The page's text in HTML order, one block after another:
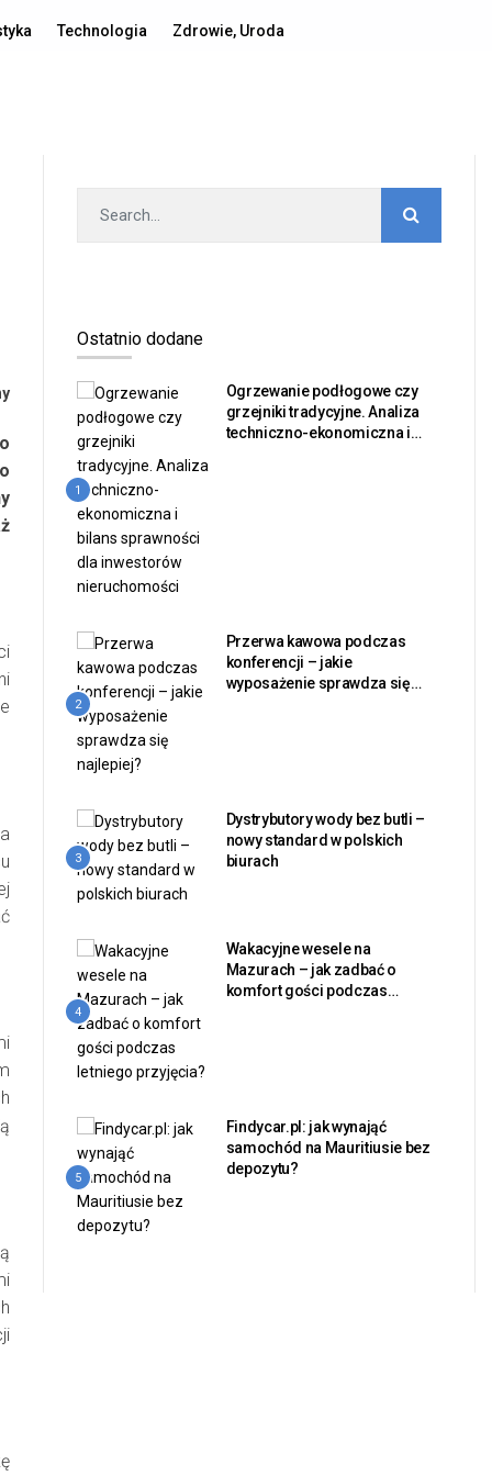
Polityka prywatności Publikacja artykułu
Technologia Zdrowie, Uroda
Ostatnio dodane
1
Ogrzewanie podłogowe czy
grzejniki tradycyjne. Analiza
techniczno-ekonomiczna i
2
Przerwa kawowa podczas
konferencji – jakie
wyposażenie sprawdza się
3
Dystrybutory wody bez butli –
nowy standard w polskich
biurach
4
Wakacyjne wesele na
Mazurach – jak zadbać o
komfort gości podczas
5
Findycar.pl: jak wynająć
samochód na Mauritiusie bez
depozytu?